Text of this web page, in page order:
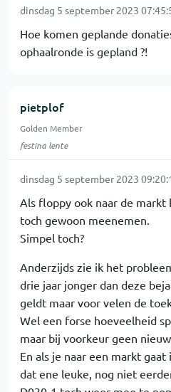
dinsdag 5 september 2023
Hoe komen geplande
ophaalronde is gepland ?!
pietplof
Golden Member
festina lente
dinsdag 5 september 2023
Als floppy ook naar de markt
toch gewoon meenemen.
Simpel toch?
Anderzijds zie ik het
drie jaar jonger dan deze
geldt maar voor velen de
Wel een forse hoeveelheid
maar bij voorkeur geen
En als je naar een markt
dat ene leuke, nog niet